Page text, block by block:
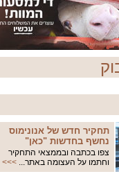
תחקיר חדש של אנונימוס
נחשף בחדשות "כאן"
צפו בכתבה ובממצאי התחקיר
וחתמו על העצומה באתר... >>>